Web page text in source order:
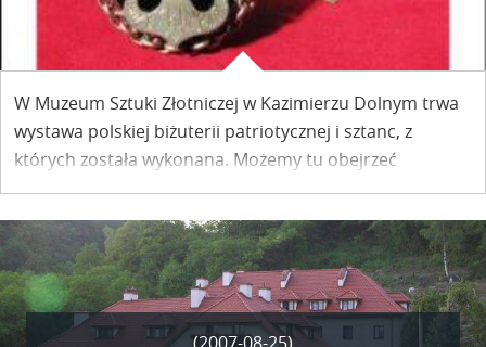
W Muzeum Sztuki Złotniczej w Kazimierzu Dolnym trwa
wystawa polskiej biżuterii patriotycznej i sztanc, z
których została wykonana. Możemy tu obejrzeć
przedmioty, które odegrały wielką rolę w historii narodu
polskiego, które towarzyszyły naszym przodkom w
chwilach smutku i radości, w walce o nasz kraj.